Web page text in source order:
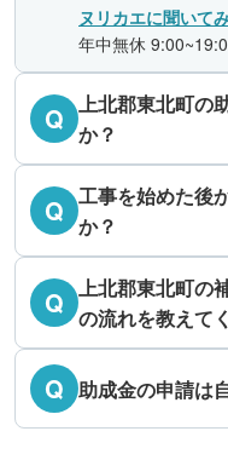
ヌリカエに聞いて
年中無休
Q 上北郡東北町の
か？
Q 工事を始めた後
か？
Q 上北郡東北町の
の流れを教えて
Q 助成金の申請は